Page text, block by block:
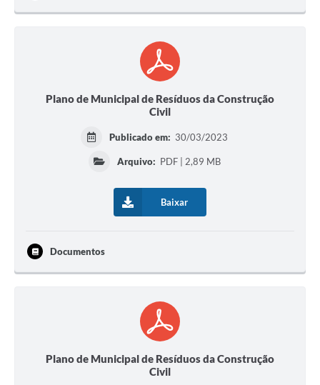
Plano de Municipal de Resíduos da Construção
Civil
Publicado em: 30/03/2023
Arquivo: PDF | 2,89 MB
Baixar
Documentos
Plano de Municipal de Resíduos da Construção
Civil